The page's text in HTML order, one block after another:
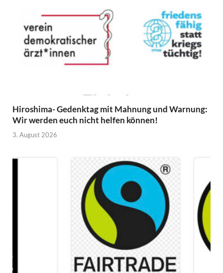
Hiroshima- Gedenktag mit Mahnung und Warnung:
Wir werden euch nicht helfen können!
3. August 2026